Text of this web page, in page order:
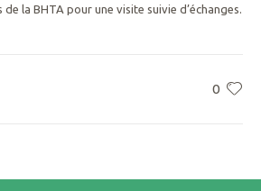
la BHTA pour une visite suivie d’échanges.
0